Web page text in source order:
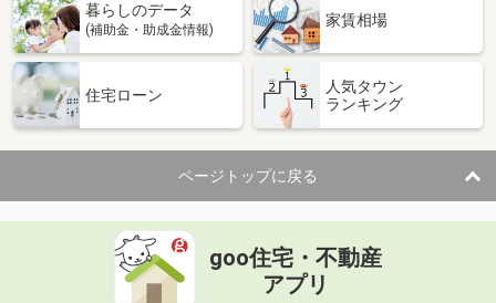
暮らしのデータ
(補助金・助成金情報)
家賃相場
住宅ローン
人気タウン
ランキング
ページトップに戻る
goo住宅・不動産
アプリ